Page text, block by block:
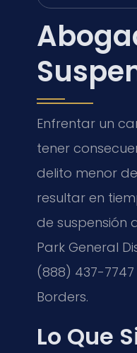
Enfrentar un
tener
delito menor
resultar en
de suspensión
Park General
(888) 437-
Borders.
Lo Que